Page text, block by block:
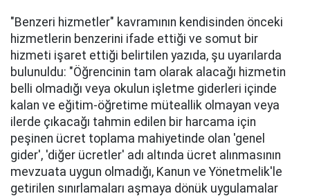
"Benzeri hizmetler" kavramının kendisinden önceki
hizmetlerin benzerini ifade ettiği ve somut bir
hizmeti işaret ettiği belirtilen yazıda, şu uyarılarda
bulunuldu: "Öğrencinin tam olarak alacağı hizmetin
belli olmadığı veya okulun işletme giderleri içinde
kalan ve eğitim-öğretime müteallik olmayan veya
ilerde çıkacağı tahmin edilen bir harcama için
peşinen ücret toplama mahiyetinde olan 'genel
gider', 'diğer ücretler' adı altında ücret alınmasının
mevzuata uygun olmadığı, Kanun ve Yönetmelik'le
getirilen sınırlamaları aşmaya dönük uygulamalar